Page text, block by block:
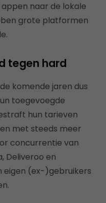
naar de lokale
grote platformen
tegen hard
komende jaren dus
toegevoegde
hun tarieven
met steeds meer
concurrentie van
Deliveroo en
eigen (ex-)gebruikers